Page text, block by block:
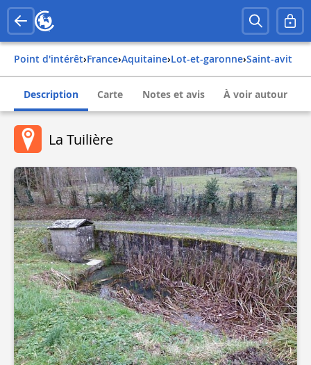
Point d'intérêt› france› aquitaine› lot-et-garonne› saint-avit
Description Carte Notes et avis À voir autour
La Tuilière